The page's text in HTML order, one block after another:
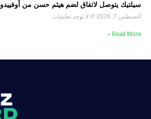
سيلتيك يتوصل لاتفاق لضم هيثم حسن من أوفييدو
أغسطس 7, 2026 لا توجد تعليقات
Read More »